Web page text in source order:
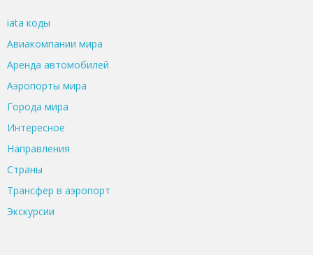
iata коды
Авиакомпании мира
Аренда автомобилей
Аэропорты мира
Города мира
Интересное
Направления
Страны
Трансфер в аэропорт
Экскурсии